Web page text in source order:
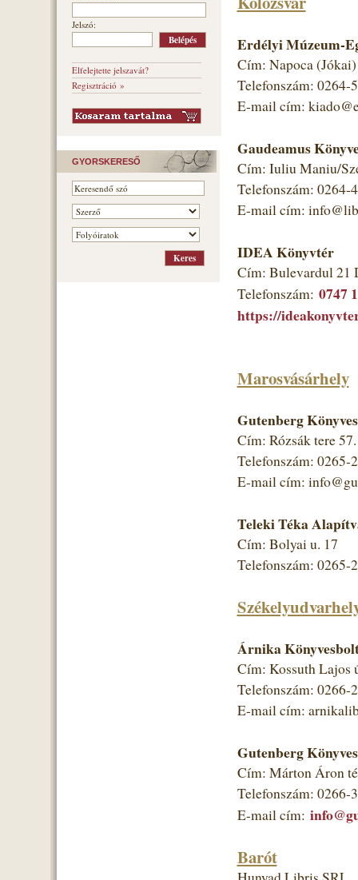
Jelszó:
Elfelejtette jelszavát?
Regisztráció »
GYORSKERESŐ
Erdélyi Múzeum-
Cím: Napoca
Telefonszám: 0264-
E-mail cím:
Gaudeamus
Cím: Iuliu Maniu/
Telefonszám: 0264-
E-mail cím:
IDEA Könyvtér
Cím: Bulevardul 21
Telefonszám: 0747
https://
Marosvásárhely
Gutenberg
Cím: Rózsák tere
Telefonszám: 0265-
E-mail cím:
Teleki Téka
Cím: Bolyai u. 17
Telefonszám: 0265-
Árnika
Cím: Kossuth Lajos
Telefonszám: 0266-
E-mail cím:
Gutenberg
Cím: Márton Áron
Telefonszám: 0266-
E-mail cím:
Barót